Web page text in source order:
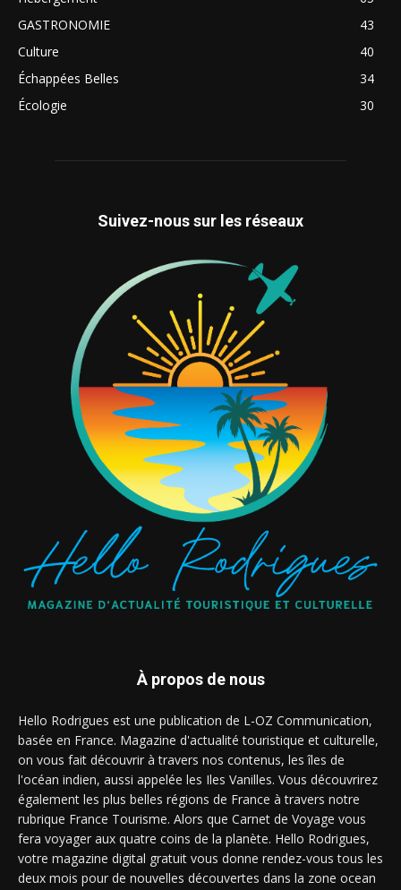
GASTRONOMIE
43
Culture
40
Échappées Belles
34
Écologie
30
Suivez-nous sur les réseaux
À propos de nous
Hello Rodrigues est une publication de L-OZ Communication,
basée en France. Magazine d'actualité touristique et culturelle,
on vous fait découvrir à travers nos contenus, les îles de
l'océan indien, aussi appelée les Iles Vanilles. Vous découvrirez
également les plus belles régions de France à travers notre
rubrique France Tourisme. Alors que Carnet de Voyage vous
fera voyager aux quatre coins de la planète. Hello Rodrigues,
votre magazine digital gratuit vous donne rendez-vous tous les
deux mois pour de nouvelles découvertes dans la zone ocean